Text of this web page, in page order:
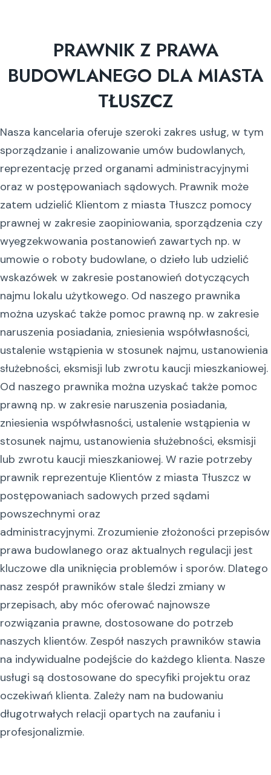
PRAWNIK Z PRAWA
BUDOWLANEGO DLA MIASTA
TŁUSZCZ
Nasza kancelaria oferuje szeroki zakres usług, w tym
sporządzanie i analizowanie umów budowlanych,
reprezentację przed organami administracyjnymi
oraz w postępowaniach sądowych. Prawnik może
zatem udzielić Klientom z miasta Tłuszcz pomocy
prawnej w zakresie zaopiniowania, sporządzenia czy
wyegzekwowania postanowień zawartych np. w
umowie o roboty budowlane, o dzieło lub udzielić
wskazówek w zakresie postanowień dotyczących
najmu lokalu użytkowego. Od naszego prawnika
można uzyskać także pomoc prawną np. w zakresie
naruszenia posiadania, zniesienia współwłasności,
ustalenie wstąpienia w stosunek najmu, ustanowienia
służebności, eksmisji lub zwrotu kaucji mieszkaniowej.
Od naszego prawnika można uzyskać także pomoc
prawną np. w zakresie naruszenia posiadania,
zniesienia współwłasności, ustalenie wstąpienia w
stosunek najmu, ustanowienia służebności, eksmisji
lub zwrotu kaucji mieszkaniowej. W razie potrzeby
prawnik reprezentuje Klientów z miasta Tłuszcz w
postępowaniach sadowych przed sądami
powszechnymi oraz
administracyjnymi. Zrozumienie złożoności przepisów
prawa budowlanego oraz aktualnych regulacji jest
kluczowe dla uniknięcia problemów i sporów. Dlatego
nasz zespół prawników stale śledzi zmiany w
przepisach, aby móc oferować najnowsze
rozwiązania prawne, dostosowane do potrzeb
naszych klientów. Zespół naszych prawników stawia
na indywidualne podejście do każdego klienta. Nasze
usługi są dostosowane do specyfiki projektu oraz
oczekiwań klienta. Zależy nam na budowaniu
długotrwałych relacji opartych na zaufaniu i
profesjonalizmie.